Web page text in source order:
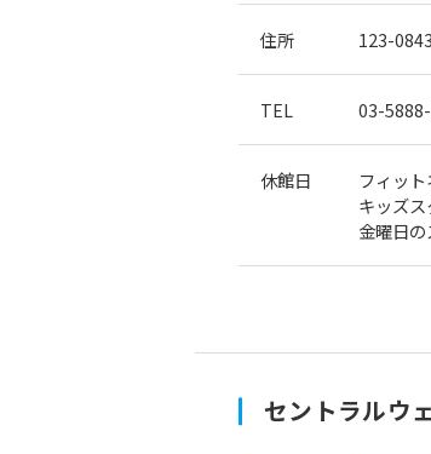
住所 123-0843
TEL 03-
休館日
フィッ
キッズ
金曜日
セントラルウ